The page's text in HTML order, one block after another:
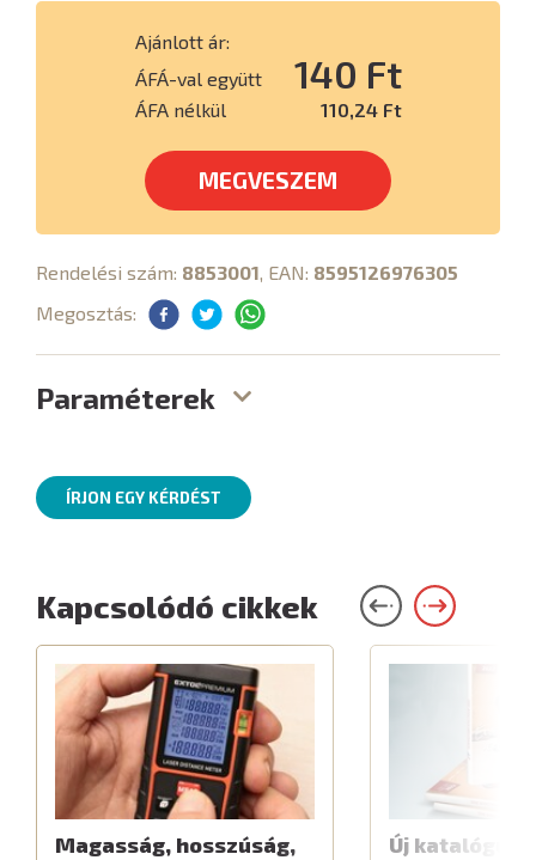
Ajánlott ár:
ÁFÁ-val együtt
140 Ft
ÁFA nélkül 110,24 Ft
MEGVESZEM
Rendelési szám: 8853001 , EAN: 8595126976305
Megosztás:
Paraméterek
ÍRJON EGY KÉRDÉST
Kapcsolódó cikkek
Magasság, hosszúság,
Új katalógus